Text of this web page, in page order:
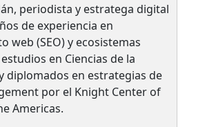
periodista y estratega digital
de experiencia en
web (SEO) y ecosistemas
en Ciencias de la
diplomados en estrategias de
por el Knight Center of
Americas.